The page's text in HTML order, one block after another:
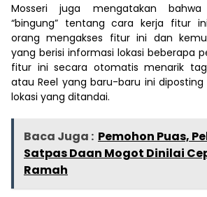
Mosseri juga mengatakan
“bingung” tentang cara kerja fitur
orang mengakses fitur ini dan
yang berisi informasi lokasi beberapa
fitur ini secara otomatis menarik
atau Reel yang baru-baru ini
lokasi yang ditandai.
Baca Juga : Pemohon Puas,
Satpas Daan Mogot Dinilai
Ramah